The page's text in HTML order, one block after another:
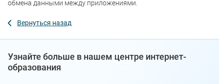
обмена данными между приложениями.
Вернуться назад
Узнайте больше в нашем центре интернет-
образования